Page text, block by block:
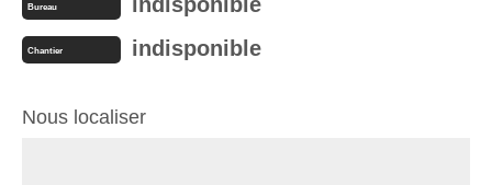
Bureau
Chantier indisponible
Nous localiser